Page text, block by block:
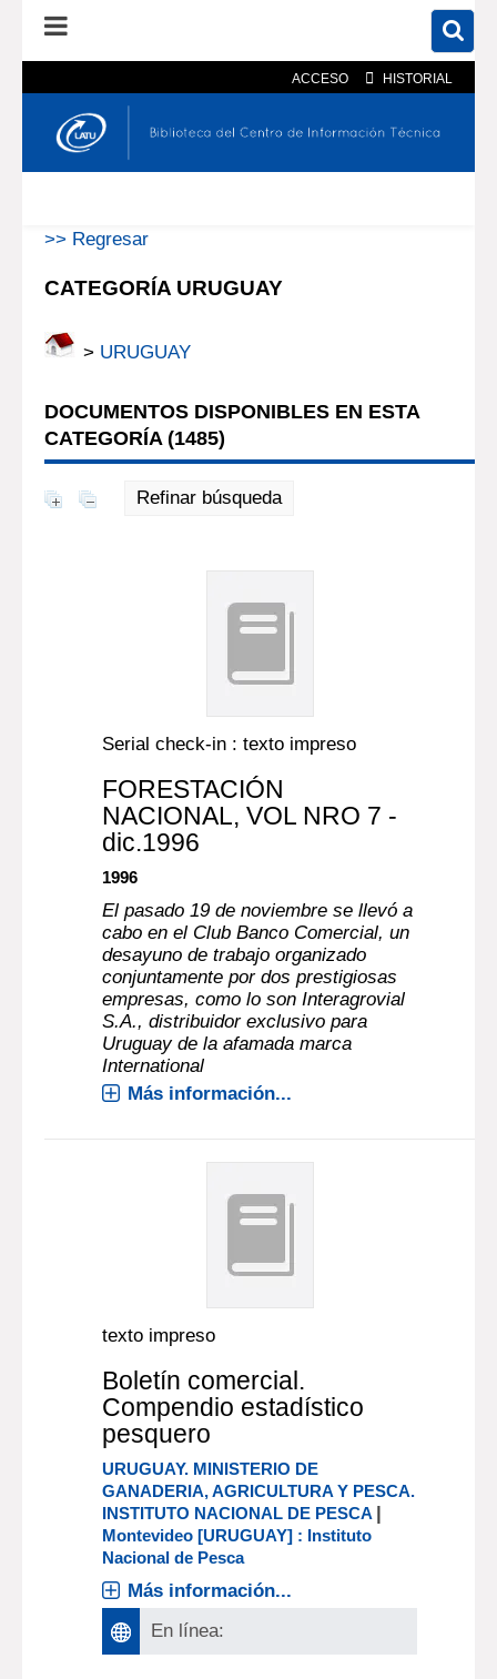
ACCESO HISTORIAL
En el catálogo En el sitio
>> Regresar
CATEGORÍA URUGUAY
> URUGUAY
DOCUMENTOS DISPONIBLES EN ESTA
CATEGORÍA (1485)
Refinar búsqueda
Serial check-in : texto impreso
FORESTACIÓN
NACIONAL, VOL NRO 7 -
dic.1996
1996
El pasado 19 de noviembre se llevó a
cabo en el Club Banco Comercial, un
desayuno de trabajo organizado
conjuntamente por dos prestigiosas
empresas, como lo son Interagrovial
S.A., distribuidor exclusivo para
Uruguay de la afamada marca
International
Más información...
texto impreso
Boletín comercial.
Compendio estadístico
pesquero
URUGUAY. MINISTERIO DE
GANADERIA, AGRICULTURA Y PESCA.
INSTITUTO NACIONAL DE PESCA |
Montevideo [URUGUAY] : Instituto
Nacional de Pesca
Más información...
En línea: